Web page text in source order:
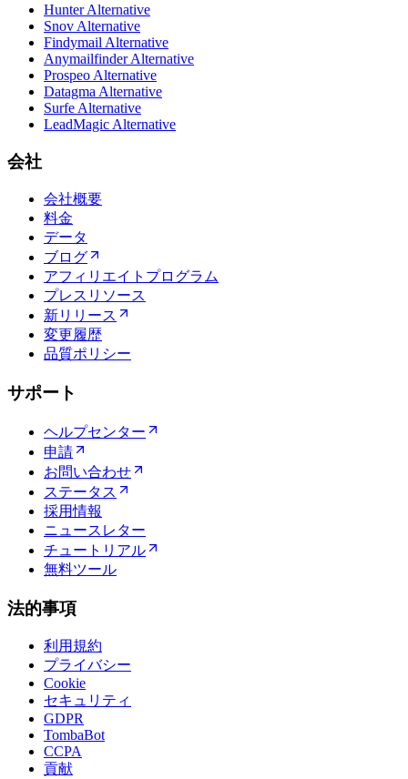
Hunter Alternative
Snov Alternative
Findymail Alternative
Anymailfinder Alternative
Prospeo Alternative
Datagma Alternative
Surfe Alternative
LeadMagic Alternative
会社
会社概要
料金
データ
ブログ
アフィリエイトプログラム
プレスリソース
新リリース
変更履歴
品質ポリシー
サポート
ヘルプセンター
申請
お問い合わせ
ステータス
採用情報
ニュースレター
チュートリアル
無料ツール
法的事項
利用規約
プライバシー
Cookie
セキュリティ
GDPR
TombaBot
CCPA
貢献